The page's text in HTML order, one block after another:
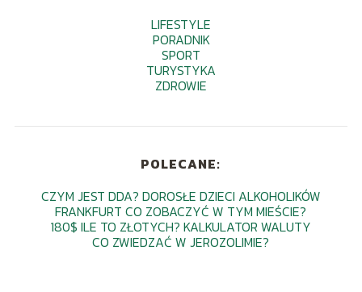
LIFESTYLE
PORADNIK
SPORT
TURYSTYKA
ZDROWIE
POLECANE:
CZYM JEST DDA? DOROSŁE DZIECI ALKOHOLIKÓW
FRANKFURT CO ZOBACZYĆ W TYM MIEŚCIE?
180$ ILE TO ZŁOTYCH? KALKULATOR WALUTY
CO ZWIEDZAĆ W JEROZOLIMIE?